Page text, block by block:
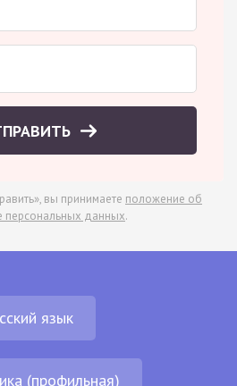
вы принимаете положение об
персональных данных.
язык
(профильная)